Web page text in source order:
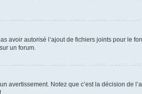
avoir autorisé l’ajout de fichiers joints pour le
un forum.
Notez que c’est la décision de